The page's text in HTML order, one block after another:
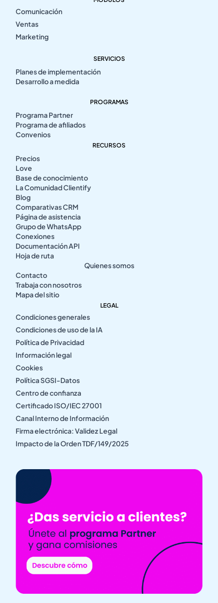
Comunicación
Ventas
Marketing
SERVICIOS
Planes de implementación
Desarrollo a medida
PROGRAMAS
Programa Partner
Programa de afiliados
Convenios
RECURSOS
Precios
Love
Base de conocimiento
La Comunidad Clientify
Blog
Comparativas CRM
Página de asistencia
Grupo de WhatsApp
Conexiones
Documentación API
Hoja de ruta
Quienes somos
Contacto
Trabaja con nosotros
Mapa del sitio
LEGAL
Condiciones generales
Condiciones de uso de la IA
Política de Privacidad
Información legal
Cookies
Política SGSI-Datos
Centro de confianza
Certificado ISO/IEC 27001
Canal Interno de Información
Firma electrónica: Validez Legal
Impacto de la Orden TDF/149/2025